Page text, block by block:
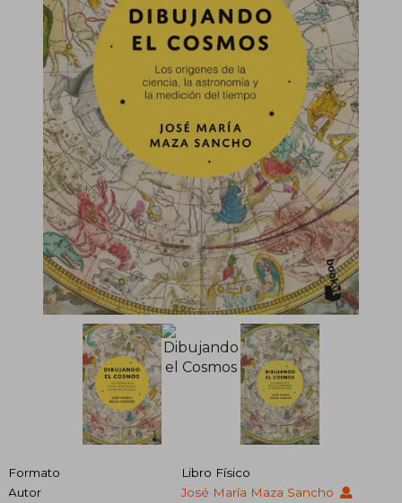
Formato
Libro Físico
Autor
José María Maza Sancho